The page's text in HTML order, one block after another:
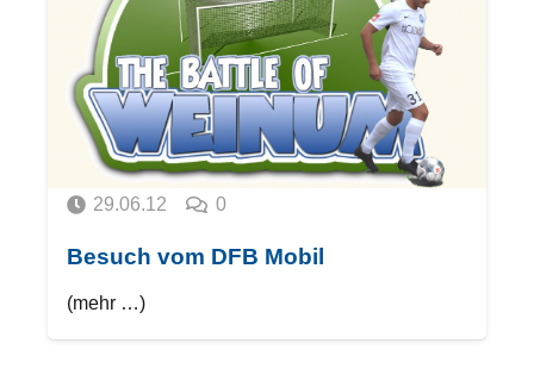
29.06.12 0
Besuch vom DFB Mobil
(mehr …)